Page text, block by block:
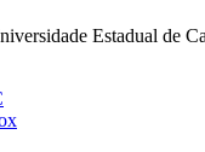
Estadual de